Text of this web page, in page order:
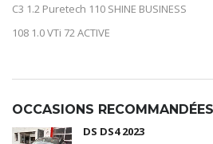
C3 1.2 Puretech 110 SHINE BUSINESS
108 1.0 VTi 72 ACTIVE
OCCASIONS
DS DS4 2023